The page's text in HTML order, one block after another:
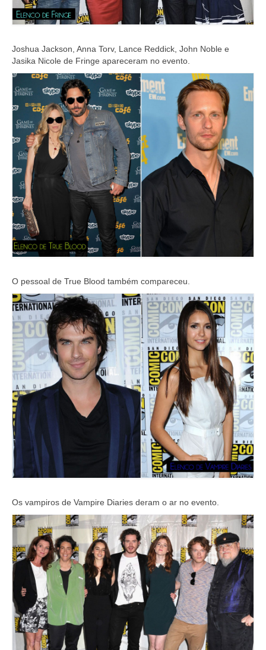
Joshua Jackson, Anna Torv, Lance Reddick, John Noble e
Jasika Nicole de Fringe apareceram no evento.
O pessoal de True Blood também compareceu.
Os vampiros de Vampire Diaries deram o ar no evento.